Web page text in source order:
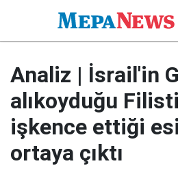
Analiz | İsrail'in
alıkoyduğu
işkence ettiği
ortaya çıktı